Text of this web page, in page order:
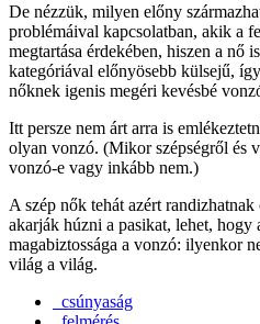
De nézzük, milyen előny
problémáival kapcsolatban, akik a
megtartása érdekében, hiszen a nő
kategóriával előnyösebb külsejű,
nőknek igenis megéri kevésbé
Itt persze nem árt arra is
olyan vonzó. (Mikor szépségről és
vonzó-e vagy inkább nem.)
A szép nők tehát azért
akarják húzni a pasikat, lehet, hogy
magabiztossága a vonzó: ilyenkor
világ a világ.
csúnyaság